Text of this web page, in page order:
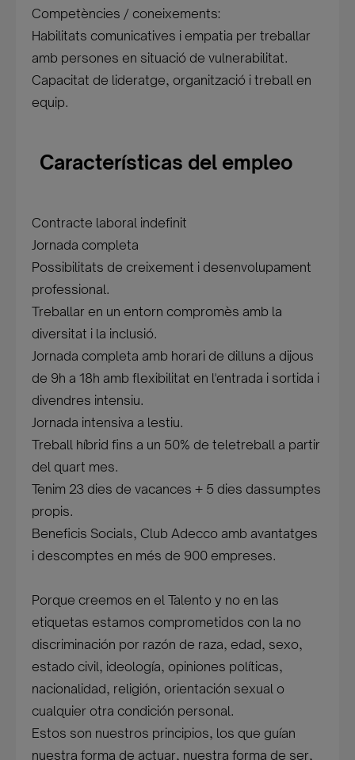
Competències / coneixements:
Habilitats comunicatives i empatia per treballar
amb persones en situació de vulnerabilitat.
Capacitat de lideratge, organització i treball en
equip.
Características del empleo
Contracte laboral indefinit
Jornada completa
Possibilitats de creixement i desenvolupament
professional.
Treballar en un entorn compromès amb la
diversitat i la inclusió.
Jornada completa amb horari de dilluns a dijous
de 9h a 18h amb flexibilitat en l'entrada i sortida i
divendres intensiu.
Jornada intensiva a lestiu.
Treball híbrid fins a un 50% de teletreball a partir
del quart mes.
Tenim 23 dies de vacances + 5 dies dassumptes
propis.
Beneficis Socials, Club Adecco amb avantatges
i descomptes en més de 900 empreses.
Porque creemos en el Talento y no en las
etiquetas estamos comprometidos con la no
discriminación por razón de raza, edad, sexo,
estado civil, ideología, opiniones políticas,
nacionalidad, religión, orientación sexual o
cualquier otra condición personal.
Estos son nuestros principios, los que guían
nuestra forma de actuar, nuestra forma de ser,